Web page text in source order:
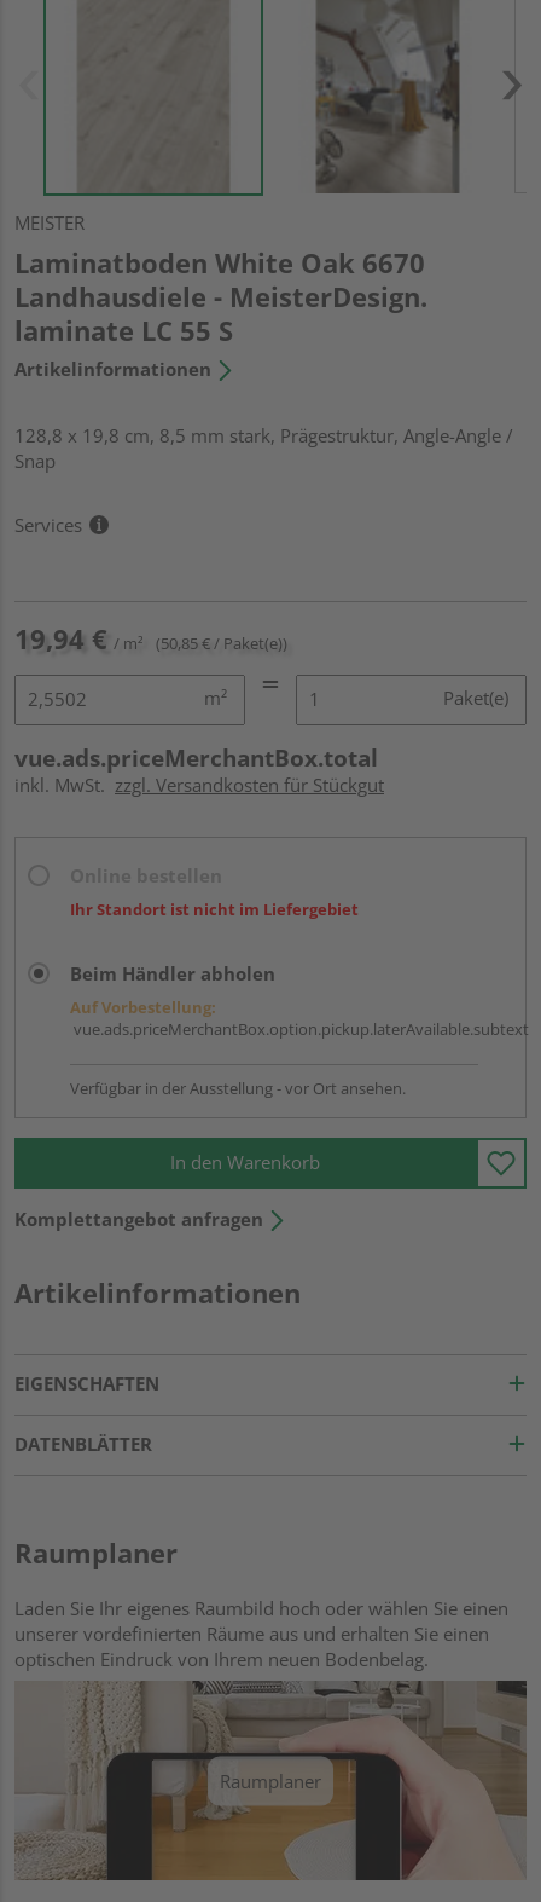
MEISTER
Laminatboden White Oak 6670
Landhausdiele - MeisterDesign.
laminate LC 55 S
Artikelinformationen
128,8 x 19,8 cm, 8,5 mm stark, Prägestruktur, Angle-Angle /
Snap
Services
19,94 € / m² (50,85 € / Paket(e))
m² Paket(e)
vue.ads.priceMerchantBox.total
inkl. MwSt. zzgl. Versandkosten für Stückgut
Ihr Standort ist nicht im Liefergebiet
Beim Händler abholen
Auf Vorbestellung:
vue.ads.priceMerchantBox.option.pickup.laterAvailable.subtext
Verfügbar in der Ausstellung - vor Ort ansehen.
In den Warenkorb
Komplettangebot anfragen
Artikelinformationen
EIGENSCHAFTEN
DATENBLÄTTER
Raumplaner
Laden Sie Ihr eigenes Raumbild hoch oder wählen Sie einen
unserer vordefinierten Räume aus und erhalten Sie einen
optischen Eindruck von Ihrem neuen Bodenbelag.
Raumplaner